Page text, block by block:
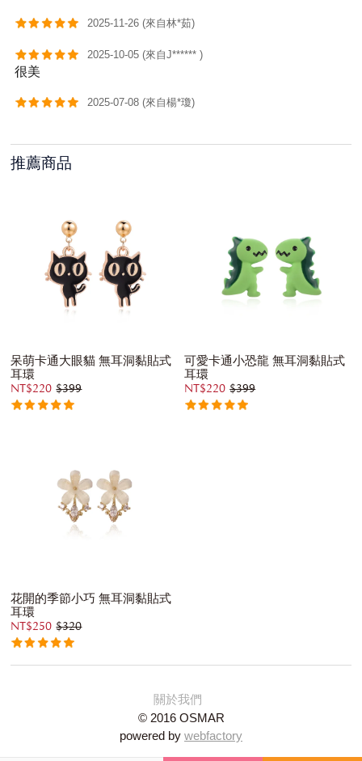
2025-11-26 (來自林*茹)
2025-10-05 (來自J****** )
很美
2025-07-08 (來自楊*瓊)
推薦商品
呆萌卡通大眼貓 無耳洞黏貼式
耳環
NT$220 $399
可愛卡通小恐龍 無耳洞黏貼式
耳環
NT$220 $399
花開的季節小巧 無耳洞黏貼式
耳環
NT$250 $320
關於我們
© 2016 OSMAR
powered by webfactory